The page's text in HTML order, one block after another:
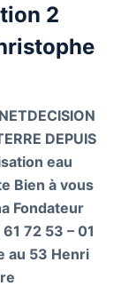
2
DEPUIS
eau
Bien à vous
Fondateur
72 53 – 01
au 53 Henri